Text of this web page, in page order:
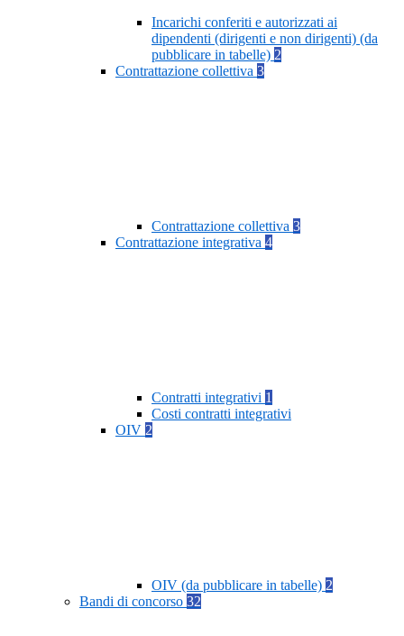
Incarichi conferiti e autorizzati ai
dipendenti (dirigenti e non dirigenti) (da
pubblicare in tabelle) 2
Contrattazione collettiva 3
Contrattazione collettiva 3
Contrattazione integrativa 4
Contratti integrativi 1
Costi contratti integrativi
OIV 2
OIV (da pubblicare in tabelle) 2
Bandi di concorso 32